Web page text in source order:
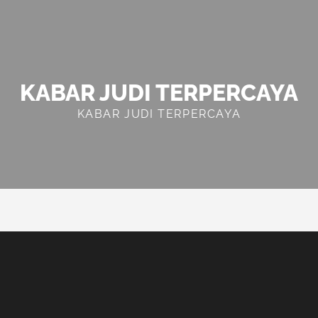
KABAR JUDI TERPERCAYA
KABAR JUDI TERPERCAYA